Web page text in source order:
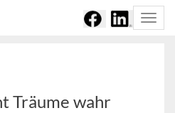
Träume wahr